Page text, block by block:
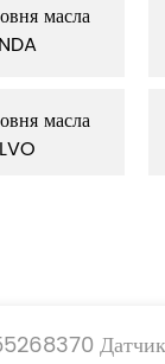
масла
масла